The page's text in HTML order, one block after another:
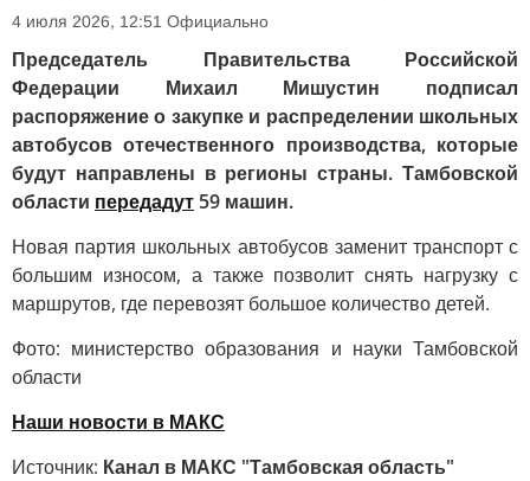
4 июля 2026, 12:51 Официально
Председатель Правительства Российской
Федерации Михаил Мишустин подписал
распоряжение о закупке и распределении школьных
автобусов отечественного производства, которые
будут направлены в регионы страны. Тамбовской
области передадут 59 машин.
Новая партия школьных автобусов заменит транспорт с
большим износом, а также позволит снять нагрузку с
маршрутов, где перевозят большое количество детей.
Фото: министерство образования и науки Тамбовской
области
Наши новости в МАКС
Источник: Канал в МАКС "Тамбовская область"